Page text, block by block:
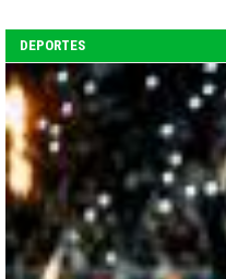
DEPORTES